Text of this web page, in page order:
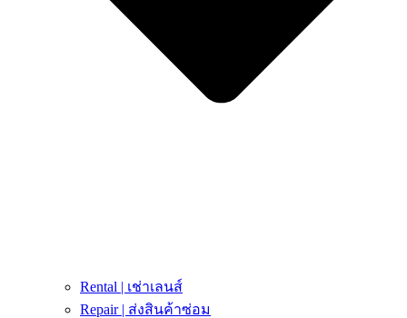
Rental | เช่าเลนส์
Repair | ส่งสินค้าซ่อม